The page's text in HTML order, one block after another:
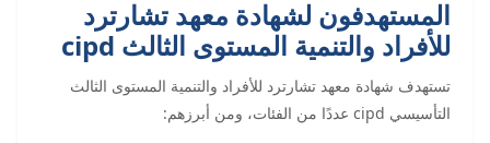
المستهدفون لشهادة معهد تشارترد
للأفراد والتنمية المستوى الثالث cipd
تستهدف شهادة معهد تشارترد للأفراد والتنمية المستوى الثالث
التأسيسي cipd عددًا من الفئات، ومن أبرزهم: